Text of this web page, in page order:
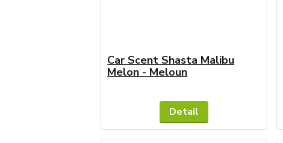
Car Scent Shasta Malibu
Melon - Meloun
Detail